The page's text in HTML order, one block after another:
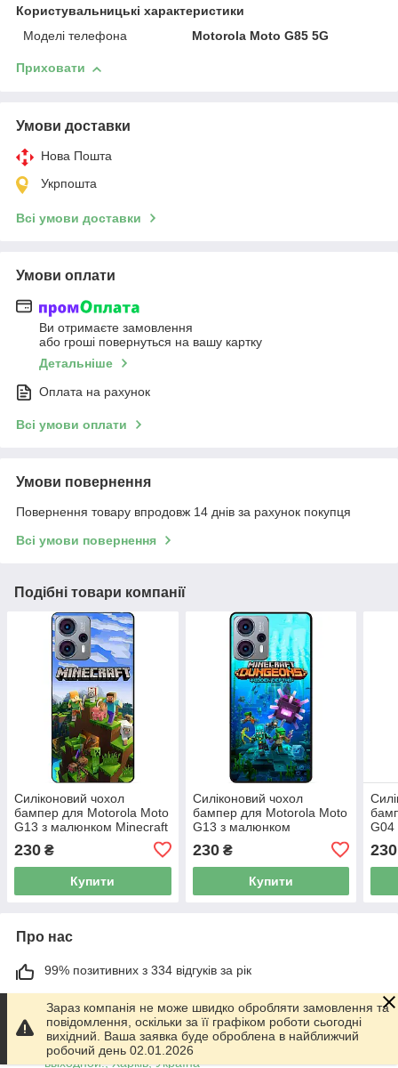
Користувальницькі характеристики
Моделі телефона
Motorola Moto G85 5G
Приховати
Умови доставки
Нова Пошта
Укрпошта
Всі умови доставки
Умови оплати
Ви отримаєте замовлення
або гроші повернуться на вашу картку
Детальніше
Оплата на рахунок
Всі умови оплати
Умови повернення
Повернення товару впродовж 14 днів за рахунок покупця
Всі умови повернення
Подібні товари компанії
Силіконовий чохол
бампер для Motorola Moto
G13 з малюнком Minecraft
230 ₴
Купити
Силіконовий чохол
бампер для Motorola Moto
G13 з малюнком
230₴
Купити
G04
230
Про нас
99% позитивних з 334 відгуків за рік
Працює з 01.06.2014
м. Харків
График работы 10.00-17.00. Суббота - Воскресенье
выходной!, Харків, Україна
Зараз компанія не може швидко обробляти замовлення та
повідомлення, оскільки за її графіком роботи сьогодні
вихідний. Ваша заявка буде оброблена в найближчий
робочий день 02.01.2026